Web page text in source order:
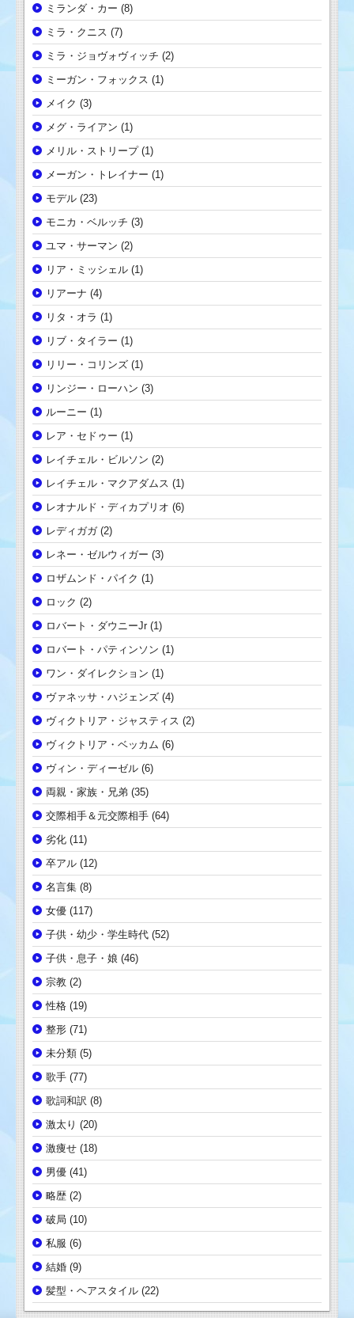
ミランダ・カー (8)
ミラ・クニス (7)
ミラ・ジョヴォヴィッチ (2)
ミーガン・フォックス (1)
メイク (3)
メグ・ライアン (1)
メリル・ストリープ(1)
メーガン・トレイナー (1)
モデル (23)
モニカ・ベルッチ (3)
ユマ・サーマン (2)
リア・ミッシェル (1)
リアーナ (4)
リタ・オラ (1)
リブ・タイラー (1)
リリー・コリンズ (1)
リンジー・ローハン (3)
ルーニー (1)
レア・セドゥー (1)
レイチェル・ビルソン (2)
レイチェル・マクアダムス (1)
レオナルド・ディカプリオ (6)
レディガガ(2)
レネー・ゼルウィガー (3)
ロザムンド・パイク (1)
ロック (2)
ロバート・ダウニーJr (1)
ロバート・パティンソン (1)
ワン・ダイレクション (1)
ヴァネッサ・ハジェンズ (4)
ヴィクトリア・ジャスティス (2)
ヴィクトリア・ベッカム (6)
ヴィン・ディーゼル (6)
両親・家族・兄弟 (35)
交際相手＆元交際相手 (64)
劣化 (11)
卒アル (12)
名言集 (8)
女優 (117)
子供・幼少・学生時代 (52)
子供・息子・娘 (46)
宗教 (2)
性格 (19)
整形 (71)
未分類 (5)
歌手 (77)
歌詞和訳 (8)
激太り (20)
激痩せ (18)
男優 (41)
略歴 (2)
破局 (10)
私服 (6)
結婚 (9)
髪型・ヘアスタイル (22)